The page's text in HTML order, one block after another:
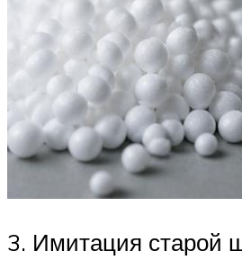
3. Имитация старой